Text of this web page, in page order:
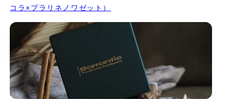
コラ×プラリネノワゼット）